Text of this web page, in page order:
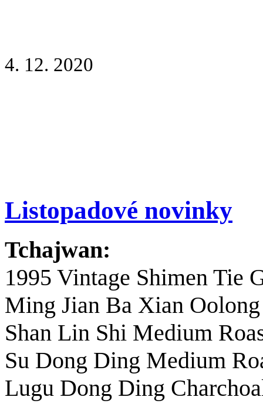
4. 12. 2020
Listopadové novinky
Tchajwan:
1995 Vintage Shimen Tie
Ming Jian Ba Xian Oolong
Shan Lin Shi Medium
Su Dong Ding Medium
Lugu Dong Ding